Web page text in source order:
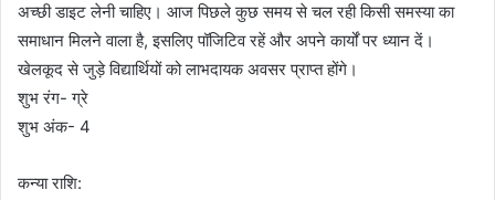
अच्छी डाइट लेनी चाहिए। आज पिछले कुछ समय से चल रही किसी समस्या का
समाधान मिलने वाला है, इसलिए पॉजिटिव रहें और अपने कार्यों पर ध्यान दें।
खेलकूद से जुड़े विद्यार्थियों को लाभदायक अवसर प्राप्त होंगे।
शुभ रंग- ग्रे
शुभ अंक- 4
कन्या राशि: